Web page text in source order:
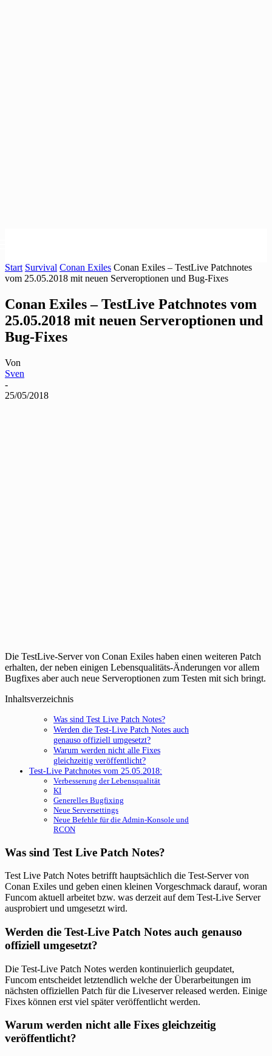
Start Survival Conan Exiles Conan Exiles – TestLive Patchnotes
vom 25.05.2018 mit neuen Serveroptionen und Bug-Fixes
Conan Exiles – TestLive Patchnotes vom
25.05.2018 mit neuen Serveroptionen und
Bug-Fixes
Von
Sven
-
25/05/2018
Die TestLive-Server von Conan Exiles haben einen weiteren Patch
erhalten, der neben einigen Lebensqualitäts-Änderungen vor allem
Bugfixes aber auch neue Serveroptionen zum Testen mit sich bringt.
Inhaltsverzeichnis
Was sind Test Live Patch Notes?
Werden die Test-Live Patch Notes auch
genauso offiziell umgesetzt?
Warum werden nicht alle Fixes
gleichzeitig veröffentlicht?
Test-Live Patchnotes vom 25.05.2018:
Verbesserung der Lebensqualität
KI
Generelles Bugfixing
Neue Serversettings
Neue Befehle für die Admin-Konsole und
RCON
Was sind Test Live Patch Notes?
Test Live Patch Notes betrifft hauptsächlich die Test-Server von
Conan Exiles und geben einen kleinen Vorgeschmack darauf, woran
Funcom aktuell arbeitet bzw. was derzeit auf dem Test-Live Server
ausprobiert und umgesetzt wird.
Werden die Test-Live Patch Notes auch genauso
offiziell umgesetzt?
Die Test-Live Patch Notes werden kontinuierlich geupdatet,
Funcom entscheidet letztendlich welche der Überarbeitungen im
nächsten offiziellen Patch für die Liveserver released werden. Einige
Fixes können erst viel später veröffentlicht werden.
Warum werden nicht alle Fixes gleichzeitig
veröffentlicht?